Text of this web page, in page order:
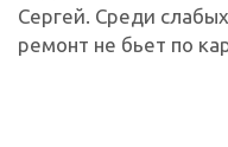
Сергей. Среди
ремонт не бьет по